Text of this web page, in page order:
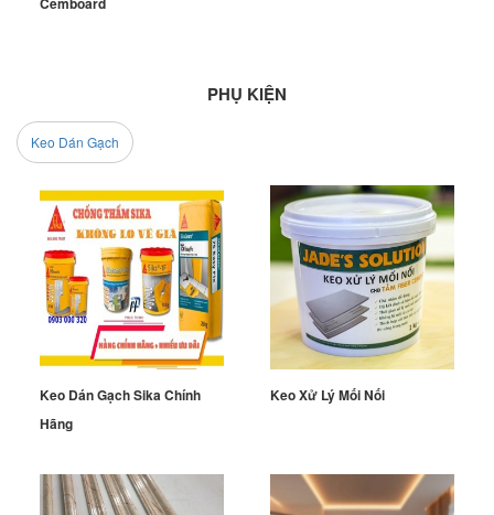
PHỤ KIỆN
Keo Dán Gạch
Keo Dán Gạch Sika Chính
Hãng
Keo Xử Lý Mối Nối